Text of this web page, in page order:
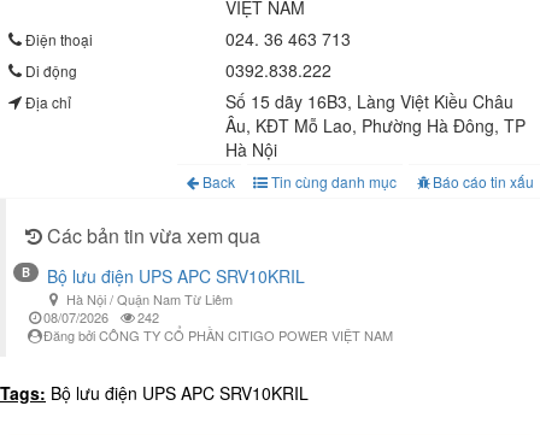
VIỆT NAM
Điện thoại 024. 36 463 713
Di động 0392.838.222
Địa chỉ
Số 15 dãy 16B3, Làng Việt Kiều Châu
Âu, KĐT Mỗ Lao, Phường Hà Đông, TP
Hà Nội
Back Tin cùng danh mục Báo cáo tin xấu
Các bản tin vừa xem qua
B Bộ lưu điện UPS APC SRV10KRIL
Hà Nội / Quận Nam Từ Liêm
08/07/2026
242
Đăng bởi CÔNG TY CỔ PHẦN CITIGO POWER VIỆT NAM
Tags: Bộ lưu điện UPS APC SRV10KRIL